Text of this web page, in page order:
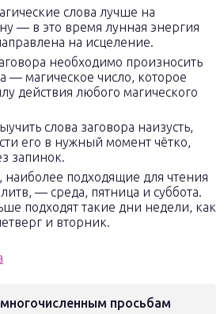
слова лучше на
— в это время лунная энергия
на исцеление.
необходимо произносить
— магическое число, которое
действия любого магического
слова заговора наизусть,
его в нужный момент чётко,
запинок.
наиболее подходящие для чтения
— среда, пятница и суббота.
подходят такие дни недели, как
и вторник.
просьбам